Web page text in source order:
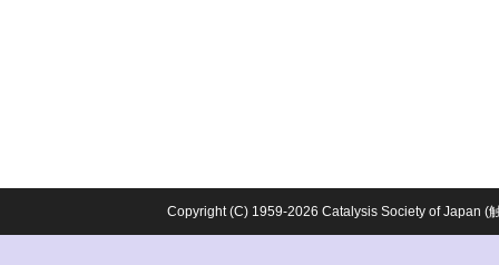
Copyright (C) 1959-2026 Catalysis Society of Japan (